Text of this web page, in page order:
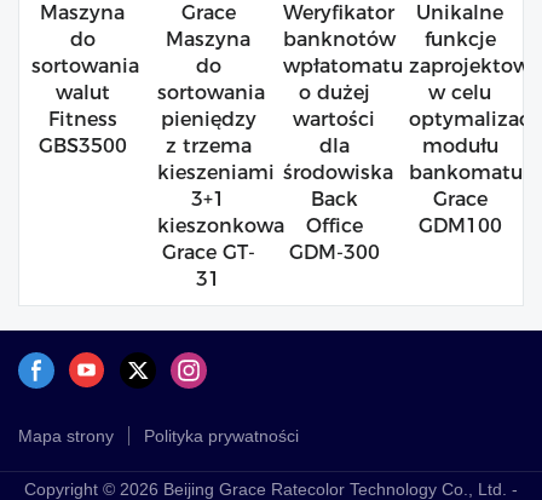
Maszyna
do
sortowania
walut
Fitness
GBS3500
Grace
Maszyna
do
sortowania
pieniędzy
z trzema
kieszeniami
3+1
kieszonkowa
Grace GT-
31
Weryfikator
banknotów
wpłatomatu
o dużej
wartości
dla
środowiska
Back
Office
GDM-300
Unikalne
funkcje
w celu
optymalizacji
modułu
bankomatu
Grace
GDM100
Mapa strony Polityka prywatności
Copyright © 2026 Beijing Grace Ratecolor Technology Co., Ltd. -